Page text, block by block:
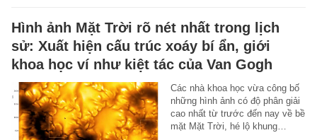
Hình ảnh Mặt Trời rõ nét nhất trong lịch
sử: Xuất hiện cấu trúc xoáy bí ẩn, giới
khoa học ví như kiệt tác của Van Gogh
Các nhà khoa học vừa công bố
những hình ảnh có độ phân giải
cao nhất từ trước đến nay về bề
mặt Mặt Trời, hé lộ khung…